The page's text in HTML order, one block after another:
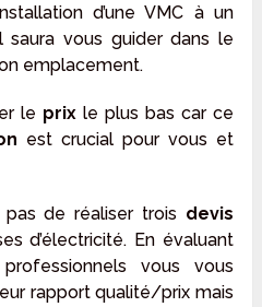
d’une VMC à un
saura vous guider dans le
emplacement.
le prixle plus bas car ce
est crucial pour vous et
pas de réaliser trois devis
d’électricité. En évaluant
vous vous
rapport qualité/prix mais